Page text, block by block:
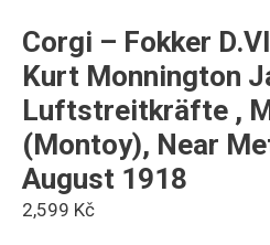
Corgi – Fokker
Kurt Monnington
Luftstreitkräfte ,
(Montoy), Near
August 1918
2,599 Kč